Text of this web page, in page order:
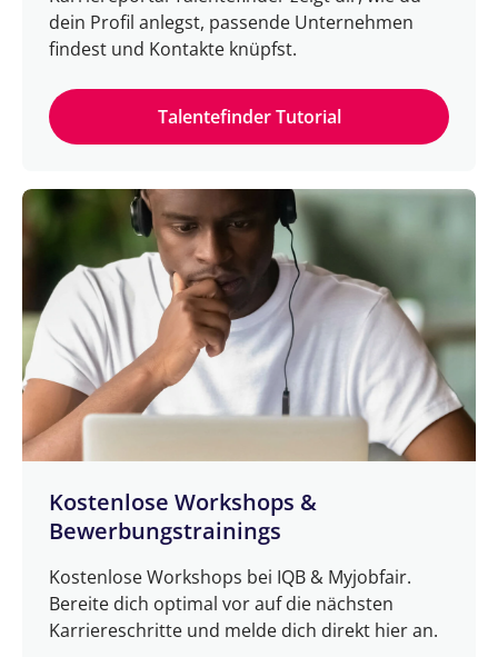
dein Profil anlegst, passende Unternehmen
findest und Kontakte knüpfst.
Talentefinder Tutorial
Kostenlose Workshops &
Bewerbungstrainings
Kostenlose Workshops bei IQB & Myjobfair.
Bereite dich optimal vor auf die nächsten
Karriereschritte und melde dich direkt hier an.